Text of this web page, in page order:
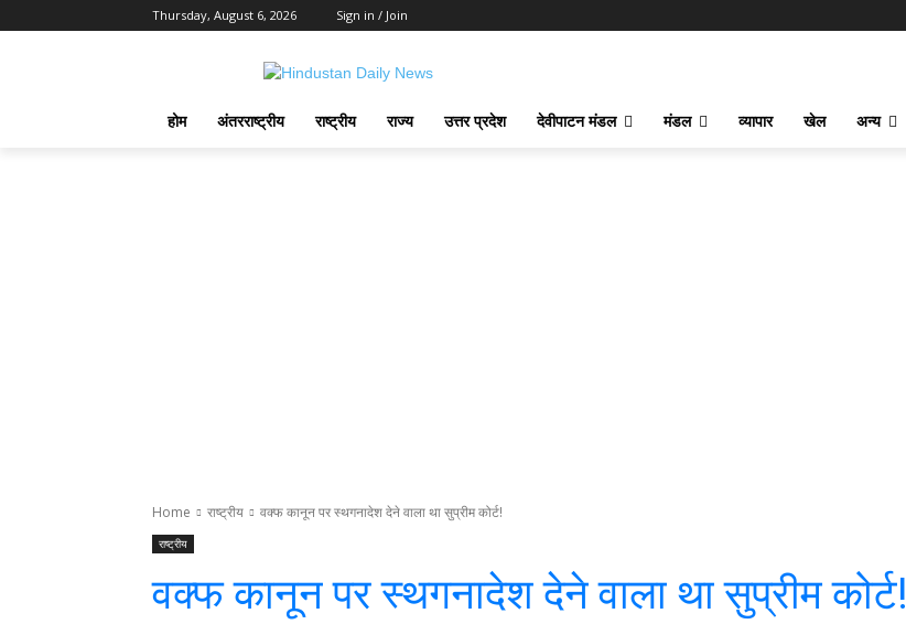
Thursday, August 6, 2026 Sign in / Join
होम अंतरराष्ट्रीय राष्ट्रीय राज्य उत्तर प्रदेश देवीपाटन मंडल मंडल व्यापार खेल अन्य
Home राष्ट्रीय वक्फ कानून पर स्थगनादेश देने वाला था सुप्रीम कोर्ट!
राष्ट्रीय
वक्फ कानून पर स्थगनादेश देने वाला था सुप्रीम कोर्ट!